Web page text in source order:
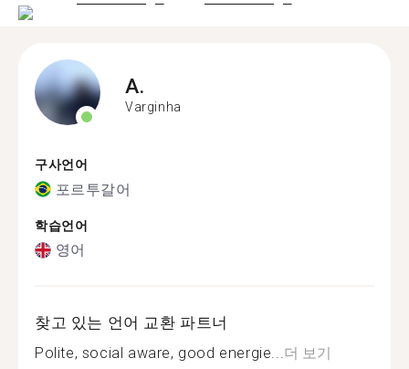
A.
Varginha
구사언어
포르투갈어
학습언어
영어
찾고 있는 언어 교환 파트너
Polite, social aware, good energie...더 보기